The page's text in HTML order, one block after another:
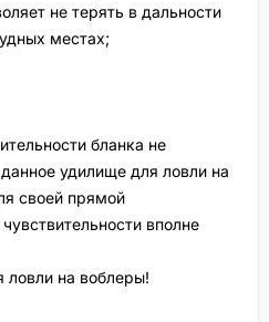
не терять в дальности
местах;
бланка не
удилище для ловли на
своей прямой
вполне
на воблеры!